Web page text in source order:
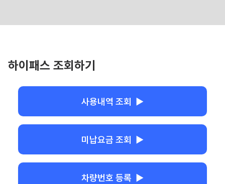
하이패스 조회하기
사용내역 조회 ▶
미납요금 조회 ▶
차량번호 등록 ▶